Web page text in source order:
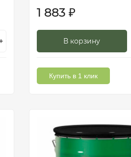
1 883 ₽
В корзину
Купить в 1 клик